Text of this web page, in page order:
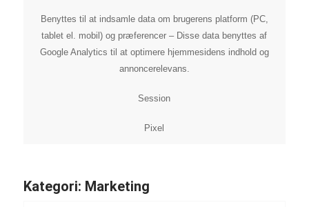
Benyttes til at indsamle data om brugerens platform (PC,
tablet el. mobil) og præferencer – Disse data benyttes af
Google Analytics til at optimere hjemmesidens indhold og
annoncerelevans.
Session
Pixel
Kategori: Marketing